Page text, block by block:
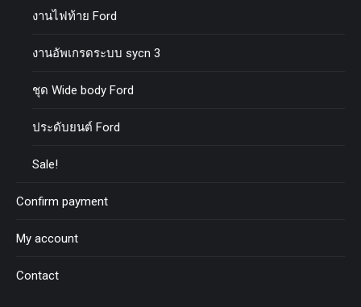
งานไฟท้าย Ford
งานอัพเกรดระบบ sycn 3
ชุด Wide body Ford
ประดับยนต์ Ford
Sale!
Confirm payment
My account
Contact